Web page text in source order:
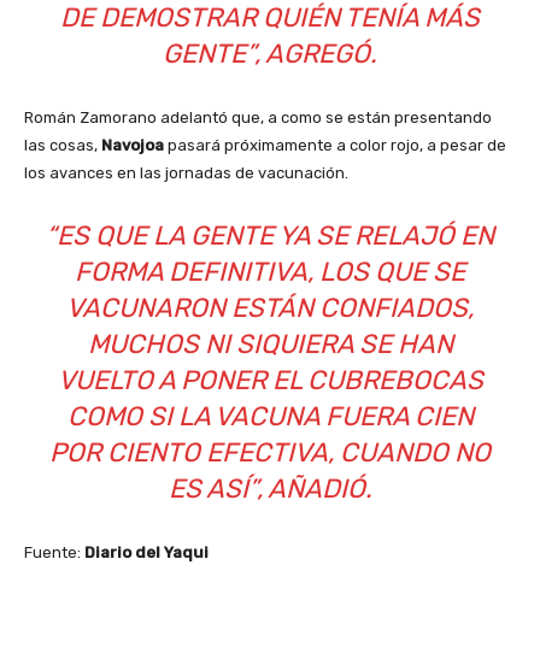
DE DEMOSTRAR QUIÉN TENÍA MÁS
GENTE”, AGREGÓ.
Román Zamorano adelantó que, a como se están presentando
las cosas, Navojoa pasará próximamente a color rojo, a pesar de
los avances en las jornadas de vacunación.
“ES QUE LA GENTE YA SE RELAJÓ EN
FORMA DEFINITIVA, LOS QUE SE
VACUNARON ESTÁN CONFIADOS,
MUCHOS NI SIQUIERA SE HAN
VUELTO A PONER EL CUBREBOCAS
COMO SI LA VACUNA FUERA CIEN
POR CIENTO EFECTIVA, CUANDO NO
ES ASÍ”, AÑADIÓ.
Fuente: Diario del Yaqui